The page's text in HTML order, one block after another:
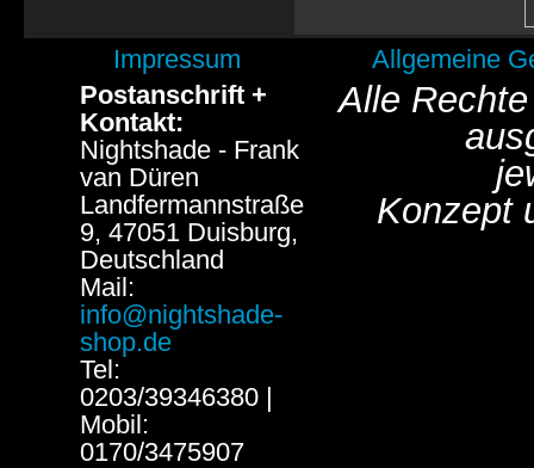
Impressum
Allgemeine
Postanschrift +
Kontakt:
Nightshade - Frank
van Düren
Landfermannstraße
9, 47051 Duisburg,
Deutschland
Mail:
info@nightshade-
shop.de
Tel:
0203/39346380 |
Mobil:
0170/3475907
Alle
Konzept